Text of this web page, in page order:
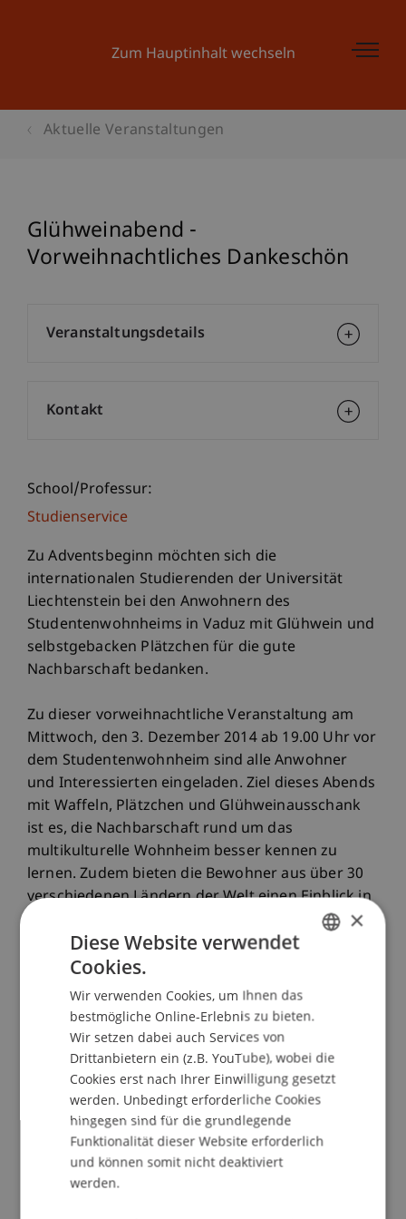
Zum Hauptinhalt wechseln
Aktuelle Veranstaltungen
Glühweinabend -
Vorweihnachtliches Dankeschön
School/Professur:
Studienservice
Zu Adventsbeginn möchten sich die
internationalen Studierenden der Universität
Liechtenstein bei den Anwohnern des
Studentenwohnheims in Vaduz mit Glühwein und
selbstgebacken Plätzchen für die gute
Nachbarschaft bedanken.
Zu dieser vorweihnachtliche Veranstaltung am
Mittwoch, den 3. Dezember 2014 ab 19.00 Uhr vor
dem Studentenwohnheim sind alle Anwohner
und Interessierten eingeladen. Ziel dieses Abends
mit Waffeln, Plätzchen und Glühweinausschank
ist es, die Nachbarschaft rund um das
multikulturelle Wohnheim besser kennen zu
lernen. Zudem bieten die Bewohner aus über 30
verschiedenen Ländern der Welt einen Einblick in
die jeweiligen Weihnachtstraditionen ihrer
Heimat. Die Küchen auf allen Etagen des
Wohnheims verwandeln sich bereits jetzt in
«Christmas Cookies Factories».
Kreative Studierende aus 5 Nationen am Werk
In der Kreativwerkstatt die während der
“Introduction Week“ startete, haben die sechs
Studierenden der Universität Liechtenstein, Hana
Pleskacova aus der Tschechische Republik,
Christoph Fuchs und Moritz Ziegler aus
Deutschland, Stella Ivanova aus Bulgarien, Omer
Khalid aus Pakistan sowie Anastasiia Oksiukovska
aus der Ukraine, geleitet durch Gabriela Cortés,
Veranstaltungsdetails
Kontakt
×
Diese Website verwendet
Cookies.
Wir verwenden Cookies, um Ihnen das
bestmögliche Online-Erlebnis zu bieten.
Wir setzen dabei auch Services von
Drittanbietern ein (z.B. YouTube), wobei die
Cookies erst nach Ihrer Einwilligung gesetzt
werden. Unbedingt erforderliche Cookies
hingegen sind für die grundlegende
Funktionalität dieser Website erforderlich
und können somit nicht deaktiviert
werden.